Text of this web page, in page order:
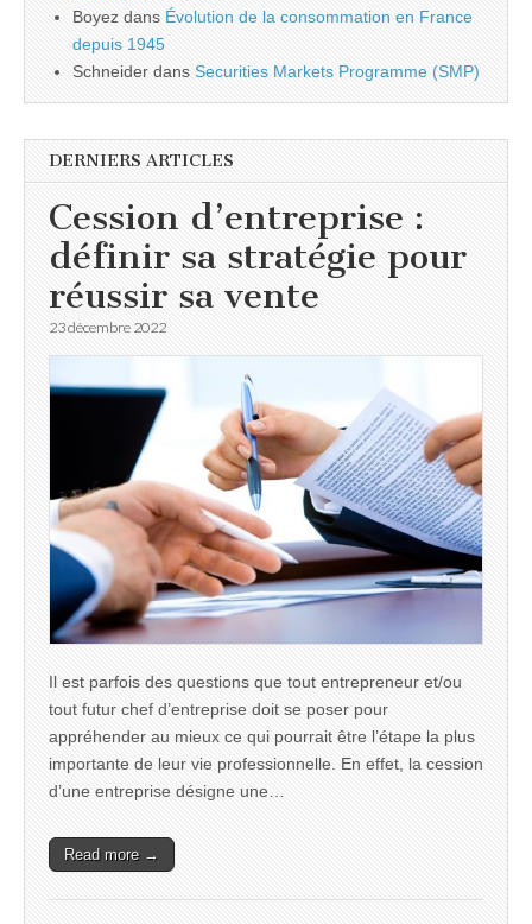
Boyez dans Évolution de la consommation en France
depuis 1945
Schneider dans Securities Markets Programme (SMP)
DERNIERS ARTICLES
Cession d’entreprise :
définir sa stratégie pour
réussir sa vente
23 décembre 2022
Il est parfois des questions que tout entrepreneur et/ou
tout futur chef d’entreprise doit se poser pour
appréhender au mieux ce qui pourrait être l’étape la plus
importante de leur vie professionnelle. En effet, la cession
d’une entreprise désigne une…
Read more →